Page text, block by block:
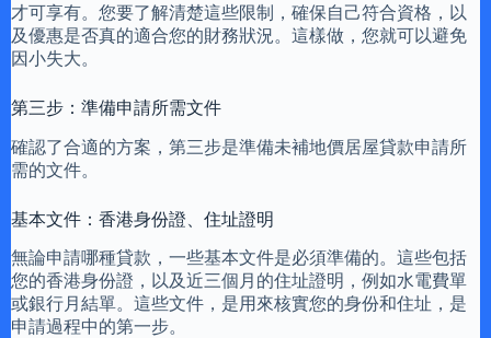
才可享有。您要了解清楚這些限制，確保自己符合資格，以
及優惠是否真的適合您的財務狀況。這樣做，您就可以避免
因小失大。
第三步：準備申請所需文件
確認了合適的方案，第三步是準備未補地價居屋貸款申請所
需的文件。
基本文件：香港身份證、住址證明
無論申請哪種貸款，一些基本文件是必須準備的。這些包括
您的香港身份證，以及近三個月的住址證明，例如水電費單
或銀行月結單。這些文件，是用來核實您的身份和住址，是
申請過程中的第一步。